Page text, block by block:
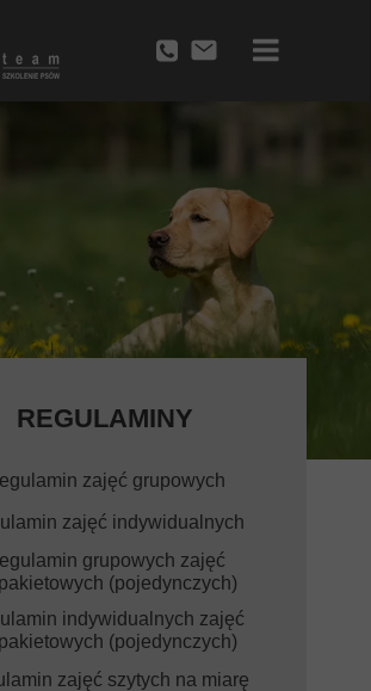
zajęć grupowych
grupowych zajęć
(pojedynczych)
REGULAMINY
zajęć indywidualnych
indywidualnych zajęć
(pojedynczych)
zajęć szytych na miarę